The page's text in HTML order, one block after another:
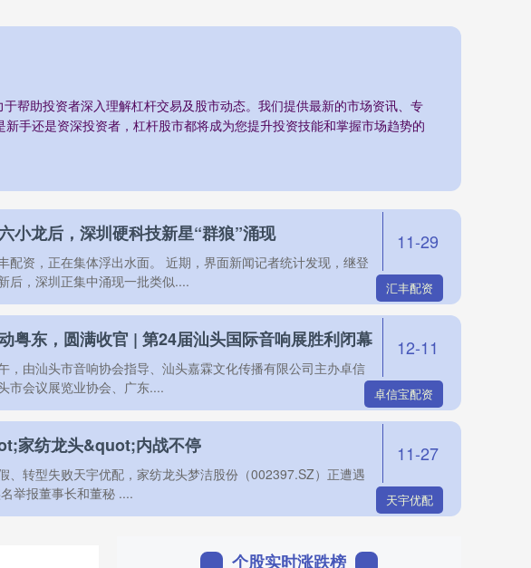
帮助投资者深入理解杠杆交易及股市动态。我们提供最新的市场资讯、专
手还是资深投资者，杠杆股市都将成为您提升投资技能和掌握市场趋势的
小龙后，深圳硬科技新星“群狼”涌现
配资，正在集体浮出水面。 近期，界面新闻记者统计发现，继登
后，深圳正集中涌现一批类似....
11-29
汇丰配资
粤东，圆满收官 | 第24届汕头国际音响展胜利闭幕
，由汕头市音响协会指导、汕头嘉霖文化传播有限公司主办卓信
市会议展览业协会、广东....
12-11
卓信宝配资
家纺龙头&quot;内战不停
、转型失败天宇优配，家纺龙头梦洁股份（002397.SZ）正遭遇
举报董事长和董秘 ....
11-27
天宇优配
个股实时涨跌榜